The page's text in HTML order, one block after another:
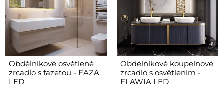
Obdélníkové osvětlené
zrcadlo s fazetou - FAZA
LED
Obdélníkové koupelnové
zrcadlo s osvětlením -
FLAWIA LED